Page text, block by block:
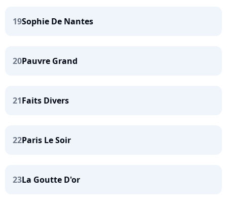
19Sophie De Nantes
20Pauvre Grand
21Faits Divers
22Paris Le Soir
23La Goutte D'or